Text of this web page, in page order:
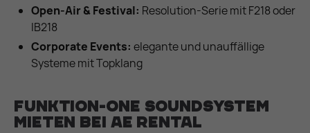
Open-Air & Festival: Resolution-Serie mit F218 oder
IB218
Corporate Events: elegante und unauffällige
Systeme mit Topklang
Funktion-One Soundsystem
mieten bei AE Rental